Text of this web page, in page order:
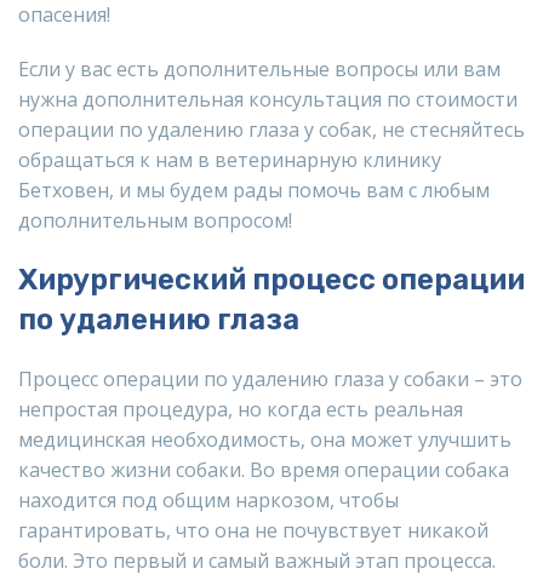
опасения!
Если у вас есть дополнительные вопросы или вам
нужна дополнительная консультация по стоимости
операции по удалению глаза у собак, не стесняйтесь
обращаться к нам в ветеринарную клинику
Бетховен, и мы будем рады помочь вам с любым
дополнительным вопросом!
Хирургический процесс операции
по удалению глаза
Процесс операции по удалению глаза у собаки – это
непростая процедура, но когда есть реальная
медицинская необходимость, она может улучшить
качество жизни собаки. Во время операции собака
находится под общим наркозом, чтобы
гарантировать, что она не почувствует никакой
боли. Это первый и самый важный этап процесса.